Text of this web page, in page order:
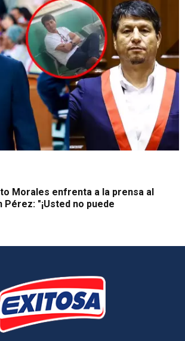
Morales enfrenta a la prensa al
"¡Usted no puede